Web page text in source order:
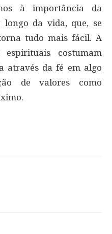
à importância da
da vida, que, se
tudo mais fácil. A
costumam
através da fé em algo
de valores como